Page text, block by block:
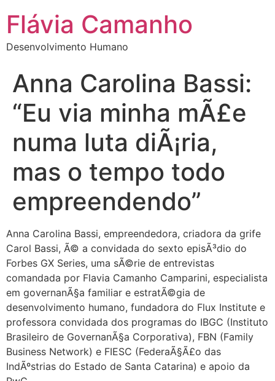
Flávia Camanho
Desenvolvimento Humano
Anna Carolina Bassi:
“Eu via minha mÃ£e
numa luta diÃ¡ria,
mas o tempo todo
empreendendo”
Anna Carolina Bassi, empreendedora, criadora da grife
Carol Bassi, Ã© a convidada do sexto episÃ³dio do
Forbes GX Series, uma sÃ©rie de entrevistas
comandada por Flavia Camanho Camparini, especialista
em governanÃ§a familiar e estratÃ©gia de
desenvolvimento humano, fundadora do Flux Institute e
professora convidada dos programas do IBGC (Instituto
Brasileiro de GovernanÃ§a Corporativa), FBN (Family
Business Network) e FIESC (FederaÃ§Ã£o das
IndÃºstrias do Estado de Santa Catarina) e apoio da